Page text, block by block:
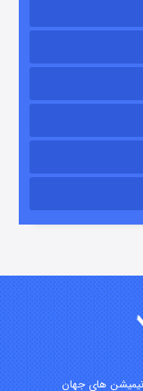
شد
های جهان